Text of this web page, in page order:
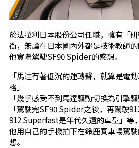
於法拉利日本股份公司任職，擁有「
銜，無論在日本國內外都是技術教師
他實際駕駛SF90 Spider的感想。
「馬達有著低沉的運轉聲，就算是電
格」
「幾乎感受不到馬達驅動切換為引擎
「駕駛完SF90 Spider之後，再駕駛
912 Superfast是年代久遠的車型」等
他用自己的手機拍下在鈴鹿賽車場駕
想。